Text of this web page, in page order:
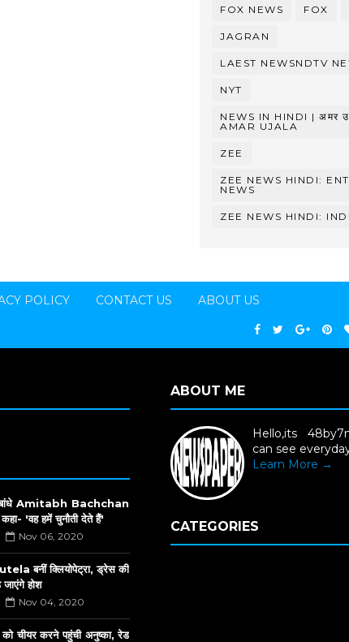
FOX NEWS FOX
JAGRAN
LAEST NEWSNDTV
NYT
NEWS IN HINDI | अमर
AMAR UJALA
ZEE
ZEE NEWS HINDI:
NEWS
ZEE NEWS HINDI:
POLICY CONTACT US ABOUT US
बांधे Amitabh Bachchan
'वह हमें चुनौती देते हैं'
Nov 06, 2020
बनीं क्लियोपेट्रा, ड्रेस की
होश
Nov 04, 2020
चीयर करने पहुंची अनुष्का, रेड
ABOUT ME
Hello,its
can see
Learn More →
CATEGORIES